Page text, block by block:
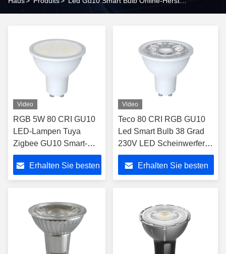
Video
RGB 5W 80 CRI GU10
LED-Lampen Tuya
Zigbee GU10 Smart-
Lampe mit
Fernbedienung
Erhalten Sie besten
Video
Teco 80 CRI RGB GU10
Led Smart Bulb 38 Grad
230V LED Scheinwerfer
350lm Dimmbar
Erhalten Sie besten